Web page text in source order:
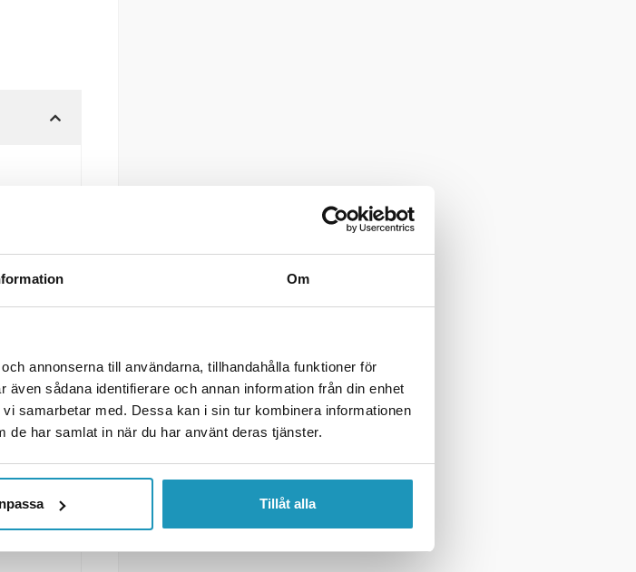
Om
annonserna till användarna, tillhandahålla funktioner för
sådana identifierare och annan information från din enhet
samarbetar med. Dessa kan i sin tur kombinera informationen
de har samlat in när du har använt deras tjänster.
Tillåt alla